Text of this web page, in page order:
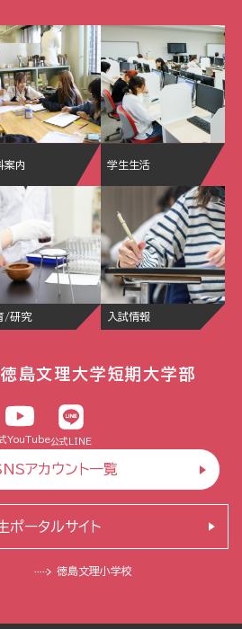
案内 学生生活
/研究 入試情報
島文理大学短期大学部
YouTube公式LINE
アカウント一覧
徳島文理小学校
ポータルサイト